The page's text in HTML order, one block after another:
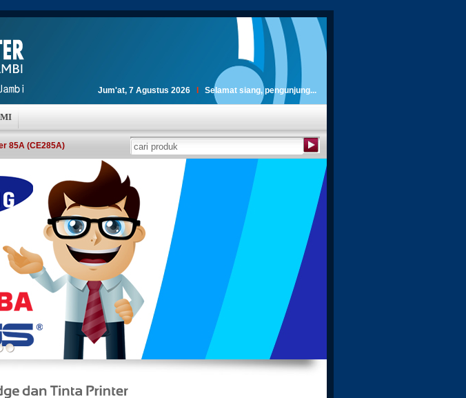
Jum'at, 7 Agustus 2026 Selamat siang, pengunjung...
85A (CE285A)